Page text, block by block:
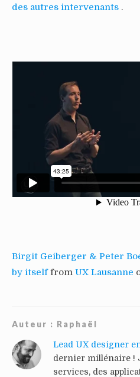
des autres intervenants .
Birgit Geiberger & Peter
by itselffrom UX Lausanne
Auteur : Raphaël
Lead UX designer
dernier millénaire !
services, des